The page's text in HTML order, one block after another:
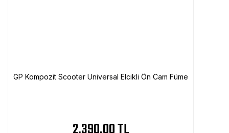
GP Kompozit Scooter Universal Elcikli Ön Cam Füme